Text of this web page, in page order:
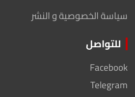
سياسة الخصوصية و النشر
للتواصل
Facebook
Telegram